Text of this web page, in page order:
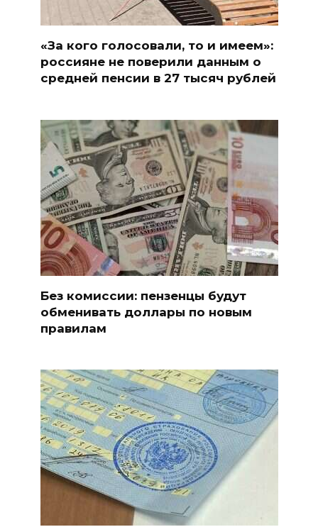
«За кого голосовали, то и имеем»:
россияне не поверили данным о
средней пенсии в 27 тысяч рублей
Без комиссии: пензенцы будут
обменивать доллары по новым
правилам